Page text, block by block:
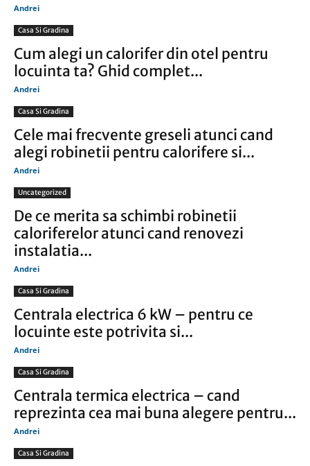
Andrei
Casa Si Gradina
Cum alegi un calorifer din otel pentru
locuinta ta? Ghid complet...
Andrei
Casa Si Gradina
Cele mai frecvente greseli atunci cand
alegi robinetii pentru calorifere si...
Andrei
Uncategorized
De ce merita sa schimbi robinetii
caloriferelor atunci cand renovezi
instalatia...
Andrei
Casa Si Gradina
Centrala electrica 6 kW – pentru ce
locuinte este potrivita si...
Andrei
Casa Si Gradina
Centrala termica electrica – cand
reprezinta cea mai buna alegere pentru...
Andrei
Casa Si Gradina